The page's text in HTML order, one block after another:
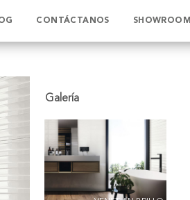
CONTÁCTANOS SHOWROOM